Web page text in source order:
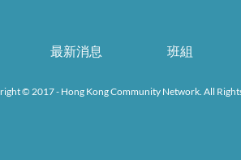
最新消息 班組
© 2017 - Hong Kong Community Network. All